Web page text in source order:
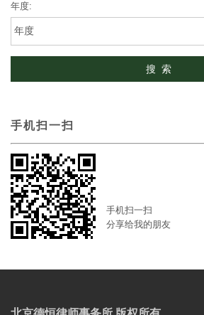
年度:
手机扫一扫
手机扫一扫
分享给我的朋友